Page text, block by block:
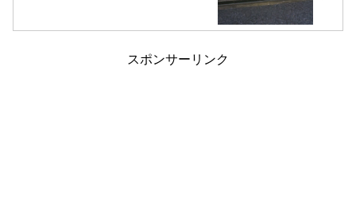
スポンサーリンク